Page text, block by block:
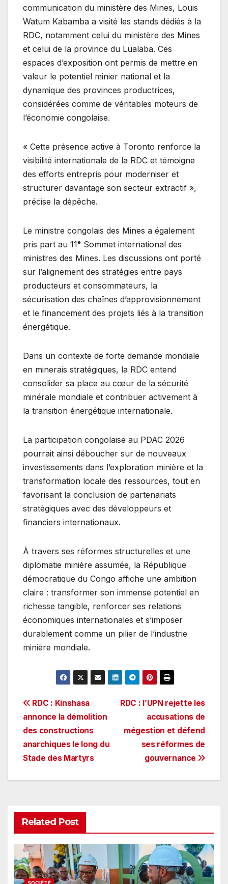
communication du ministère des Mines, Louis
Watum Kabamba a visité les stands dédiés à la
RDC, notamment celui du ministère des Mines
et celui de la province du Lualaba. Ces
espaces d’exposition ont permis de mettre en
valeur le potentiel minier national et la
dynamique des provinces productrices,
considérées comme de véritables moteurs de
l’économie congolaise.
« Cette présence active à Toronto renforce la
visibilité internationale de la RDC et témoigne
des efforts entrepris pour moderniser et
structurer davantage son secteur extractif »,
précise la dépêche.
Le ministre congolais des Mines a également
pris part au 11ᵉ Sommet international des
ministres des Mines. Les discussions ont porté
sur l’alignement des stratégies entre pays
producteurs et consommateurs, la
sécurisation des chaînes d’approvisionnement
et le financement des projets liés à la transition
énergétique.
Dans un contexte de forte demande mondiale
en minerais stratégiques, la RDC entend
consolider sa place au cœur de la sécurité
minérale mondiale et contribuer activement à
la transition énergétique internationale.
La participation congolaise au PDAC 2026
pourrait ainsi déboucher sur de nouveaux
investissements dans l’exploration minière et la
transformation locale des ressources, tout en
favorisant la conclusion de partenariats
stratégiques avec des développeurs et
financiers internationaux.
À travers ses réformes structurelles et une
diplomatie minière assumée, la République
démocratique du Congo affiche une ambition
claire : transformer son immense potentiel en
richesse tangible, renforcer ses relations
économiques internationales et s’imposer
durablement comme un pilier de l’industrie
minière mondiale.
Navigation
de
l’article
RDC : l’UPN rejette les
accusations de
mégestion et défend
ses réformes de
gouvernance
RDC : Kinshasa
annonce la démolition
des constructions
anarchiques le long du
Stade des Martyrs
Related Post